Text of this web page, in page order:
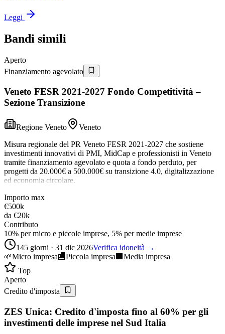
Leggi
Bandi simili
Aperto
Finanziamento agevolato
Veneto FESR 2021-2027 Fondo Competitività –
Sezione Transizione
Regione Veneto
Veneto
Misura regionale del PR Veneto FESR 2021-2027 che sostiene
investimenti innovativi di PMI, MidCap e professionisti in Veneto
tramite finanziamento agevolato e quota a fondo perduto, per
progetti da 20.000€ a 500.000€ su transizione 4.0, digitalizzazione
ed economia circolare.
Importo max
€500k
da €20k
Contributo
10% per micro e piccole imprese, 5% per medie imprese
145 giorni · 31 dic 2026Verifica idoneità →
🌱Micro impresa🏬Piccola impresa 🏢 Media impresa
Top
Aperto
Credito d'imposta
ZES Unica: Credito d'imposta fino al 60% per gli
investimenti delle imprese nel Sud Italia